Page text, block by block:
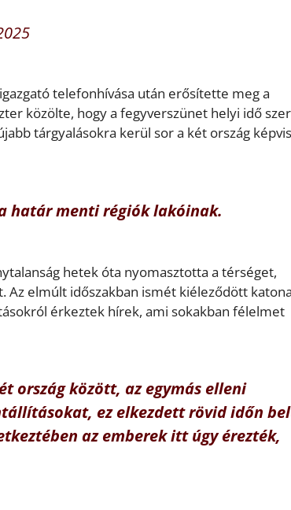
telefonhívása után erősítette meg a
közölte, hogy a fegyverszünet helyi idő
tárgyalásokra kerül sor a két ország
határ menti régiók lakóinak.
hetek óta nyomasztotta a térséget,
Az elmúlt időszakban ismét kiéleződött
érkeztek hírek, ami sokakban félelmet
ország között, az egymás elleni
ez elkezdett rövid időn
az emberek itt úgy érezték,